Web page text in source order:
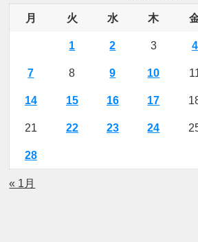
月 火 水 木
1 2 3 4
7 8 9 10
14 15 16 17
21 22 23 24
28
« 1月